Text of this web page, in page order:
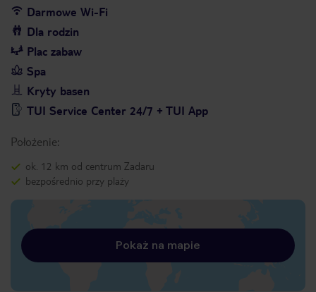
Darmowe Wi-Fi
Dla rodzin
Plac zabaw
Spa
Kryty basen
TUI Service Center 24/7 + TUI App
Położenie:
ok. 12 km od centrum Zadaru
bezpośrednio przy plaży
Pokaż na mapie